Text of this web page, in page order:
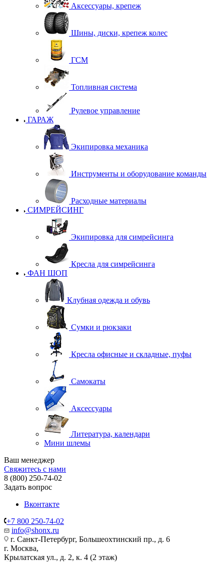
Аксессуары, крепеж
Шины, диски, крепеж колес
ГСМ
Топливная система
Рулевое управление
ГАРАЖ
Экипировка механика
Инструменты и оборудование команды
Расходные материалы
СИМРЕЙСИНГ
Экипировка для симрейсинга
Кресла для симрейсинга
ФАН ШОП
Клубная одежда и обувь
Сумки и рюкзаки
Кресла офисные и складные, пуфы
Самокаты
Аксессуары
Литература, календари
Мини шлемы
Ваш менеджер
Свяжитесь с нами
8 (800) 250-74-02
Задать вопрос
Вконтакте
+7 800 250-74-02
info@shonx.ru
г. Санкт-Петербург, Большеохтинский пр., д. 6
г. Москва,
Крылатская ул., д. 2, к. 4 (2 этаж)